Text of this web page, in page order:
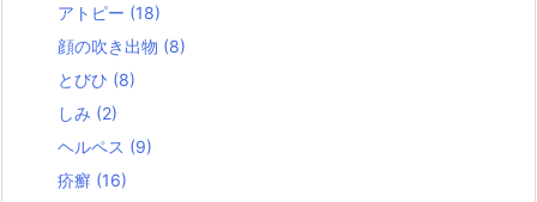
アトピー (18)
顔の吹き出物 (8)
とびひ (8)
しみ (2)
ヘルペス (9)
疥癬 (16)